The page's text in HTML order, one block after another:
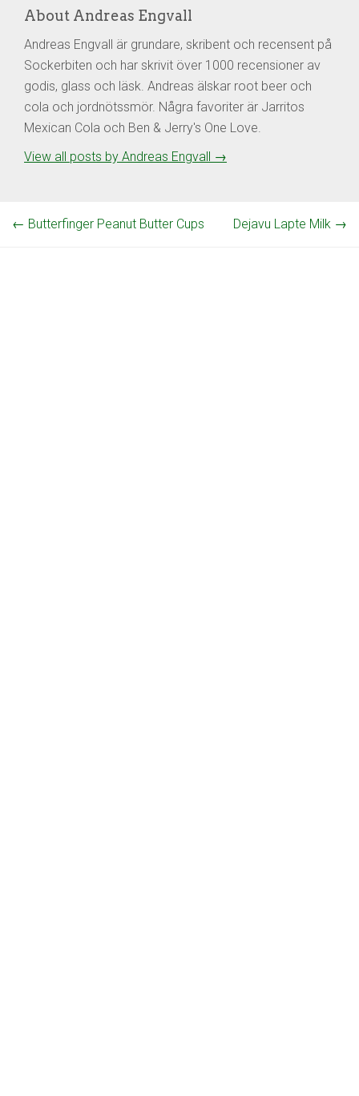
About Andreas Engvall
Andreas Engvall är grundare, skribent och recensent på
Sockerbiten och har skrivit över 1000 recensioner av
godis, glass och läsk. Andreas älskar root beer och
cola och jordnötssmör. Några favoriter är Jarritos
Mexican Cola och Ben & Jerry's One Love.
View all posts by Andreas Engvall →
← Butterfinger Peanut Butter Cups Dejavu Lapte Milk →